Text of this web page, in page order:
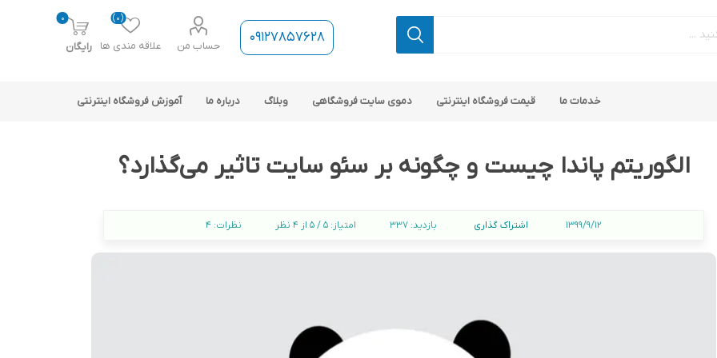
09127857628 حساب من علاقه مندی ها
(0)
0
رایگان
ناپ کامرس پلاگین های کاربردی پلاگین های SEO ناپ کامرس
ارتباط فروشگاه با نرم افزار
کامرس قالب های رایگان ناپ کامرس
خدمات ما قیمت فروشگاه اینترنتی دموی سایت فروشگاهی وبلاگ درباره ما آموزش فروشگاه اینترنتی
الگوریتم پاندا چیست و چگونه بر سئو سایت تاثیر می‌گذارد؟
1399/9/12 اشتراک گذاری بازدید:337 امتیاز:5 / 5 از 4 نظر نظرات: 4